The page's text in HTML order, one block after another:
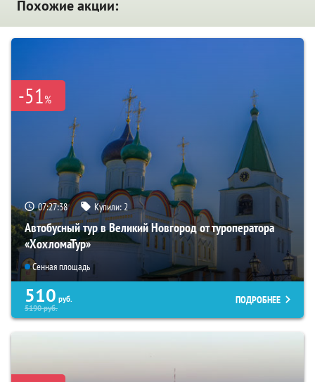
Похожие акции:
-51%
07:27:37 Купили:2
Автобусный тур в Великий Новгород от туроператора
«ХохломаТур»
Сенная площадь
510 руб.
5190руб.
ПОДРОБНЕЕ